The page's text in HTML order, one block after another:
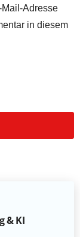
Adresse
in diesem
& KI